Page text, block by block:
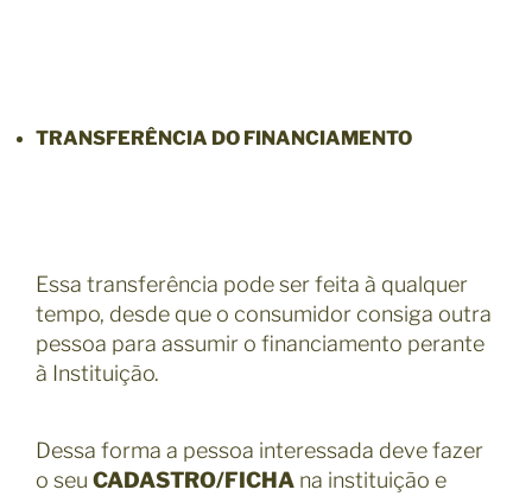
TRANSFERÊNCIA DO FINANCIAMENTO
Essa transferência pode ser feita à qualquer
tempo, desde que o consumidor consiga outra
pessoa para assumir o financiamento perante
à Instituição.
Dessa forma a pessoa interessada deve fazer
o seu CADASTRO/FICHA na instituição e